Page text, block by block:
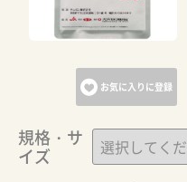
お気に入りに登録
規格・サ
イズ